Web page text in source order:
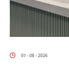
07 - 08 - 2026